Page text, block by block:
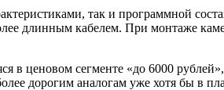
так и программной
длинным кабелем. При монтаже
в ценовом сегменте «до 6000
дорогим аналогам уже хотя бы в